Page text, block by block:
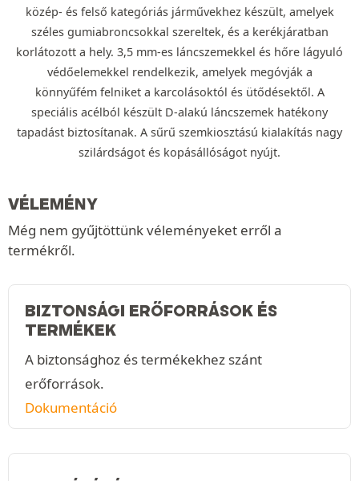
közép- és felső kategóriás járművekhez készült, amelyek
széles gumiabroncsokkal szereltek, és a kerékjáratban
korlátozott a hely. 3,5 mm-es láncszemekkel és hőre lágyuló
védőelemekkel rendelkezik, amelyek megóvják a
könnyűfém felniket a karcolásoktól és ütődésektől. A
speciális acélból készült D-alakú láncszemek hatékony
tapadást biztosítanak. A sűrű szemkiosztású kialakítás nagy
szilárdságot és kopásállóságot nyújt.
VÉLEMÉNY
Még nem gyűjtöttünk véleményeket erről a
termékről.
BIZTONSÁGI ERŐFORRÁSOK ÉS
TERMÉKEK
A biztonsághoz és termékekhez szánt
erőforrások.
Dokumentáció